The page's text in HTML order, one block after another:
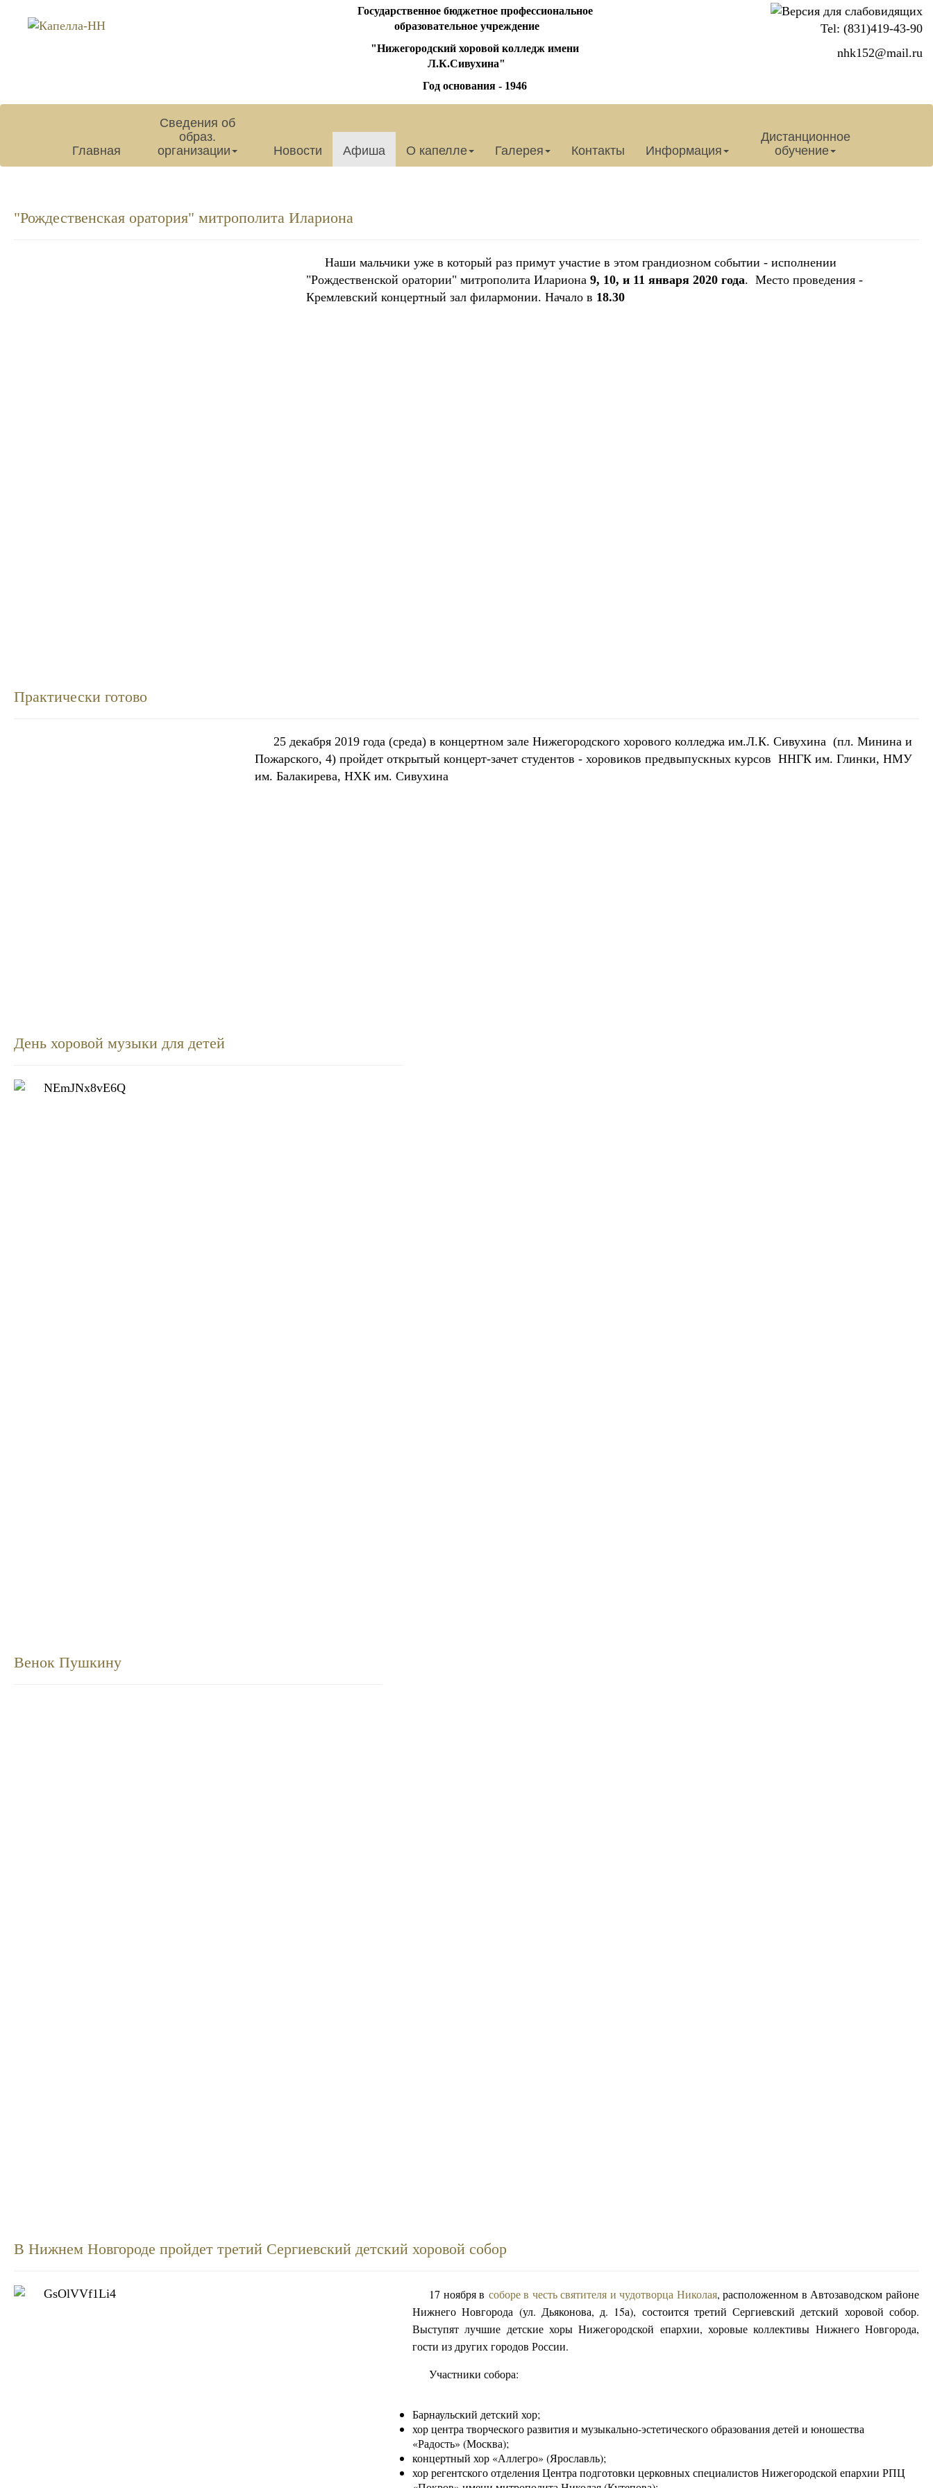
Государственное бюджетное профессиональное
образовательное учреждение
"Нижегородский хоровой колледж имени
Л.К.Сивухина"
Год основания - 1946
Tel: (831)419-43-90
nhk152@mail.ru
Главная
Сведения об
образ.
организации Новости Афиша О капелле Галерея Контакты Информация
Дистанционное
обучение
"Рождественская оратория" митрополита Илариона
Наши мальчики уже в который раз примут участие в этом грандиозном событии - исполнении
"Рождественской оратории" митрополита Илариона 9, 10, и 11 января 2020 года. Место проведения -
Кремлевский концертный зал филармонии. Начало в 18.30
Практически готово
25 декабря 2019 года (среда) в концертном зале Нижегородского хорового колледжа им.Л.К. Сивухина (пл. Минина и
Пожарского, 4) пройдет открытый концерт-зачет студентов - хоровиков предвыпускных курсов ННГК им. Глинки, НМУ
им. Балакирева, НХК им. Сивухина
День хоровой музыки для детей
Венок Пушкину
В Нижнем Новгороде пройдет третий Сергиевский детский хоровой собор
17 ноября в соборе в честь святителя и чудотворца Николая, расположенном в Автозаводском районе
Нижнего Новгорода (ул. Дьяконова, д. 15а), состоится третий Сергиевский детский хоровой собор.
Выступят лучшие детские хоры Нижегородской епархии, хоровые коллективы Нижнего Новгорода,
гости из других городов России.
Участники собора:
Барнаульский детский хор;
хор центра творческого развития и музыкально-эстетического образования детей и юношества
«Радость» (Москва);
концертный хор «Аллегро» (Ярославль);
хор регентского отделения Центра подготовки церковных специалистов Нижегородской епархии РПЦ